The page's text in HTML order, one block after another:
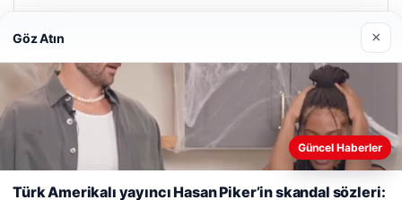
Prenses Night Club
© 2026 Haber Sepeti
Web sitemizi nasıl kullandığınızı daha iyi anlayabilmek,
Göz Atın ×
Güncel Haberler
Türk Amerikalı yayıncı Hasan Piker’in skandal sözleri: